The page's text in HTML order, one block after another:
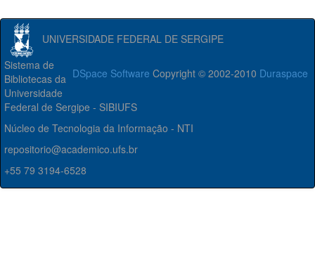
UNIVERSIDADE FEDERAL DE SERGIPE
DSpace Software Copyright © 2002-2010 Duraspace
Sistema de
Bibliotecas da
Universidade
Federal de Sergipe - SIBIUFS
Núcleo de Tecnologia da Informação - NTI
repositorio@academico.ufs.br
+55 79 3194-6528